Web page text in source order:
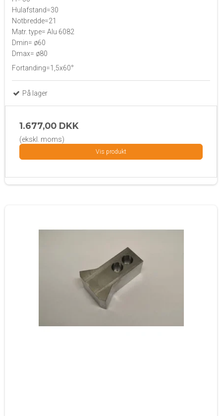
Hulafstand=30
Notbredde=21
Matr. type= Alu 6082
Dmin= ø60
Dmax= ø80
Fortanding=1,5x60°
På lager
1.677,00 DKK
(ekskl. moms)
Vis produkt